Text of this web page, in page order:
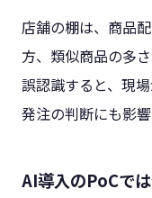
店舗の棚は、商品
方、類似商品の多
誤認識すると、現
発注の判断にも影響
AI導入のPoCで